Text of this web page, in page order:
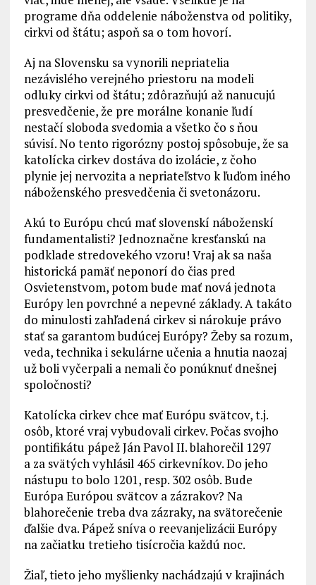
programe dňa oddelenie náboženstva od politiky,
cirkvi od štátu; aspoň sa o tom hovorí.
Aj na Slovensku sa vynorili nepriatelia
nezávislého verejného priestoru na modeli
odluky cirkvi od štátu; zdôrazňujú až nanucujú
presvedčenie, že pre morálne konanie ľudí
nestačí sloboda svedomia a všetko čo s ňou
súvisí. No tento rigorózny postoj spôsobuje, že sa
katolícka cirkev dostáva do izolácie, z čoho
plynie jej nervozita a nepriateľstvo k ľuďom iného
náboženského presvedčenia či svetonázoru.
Akú to Európu chcú mať slovenskí náboženskí
fundamentalisti? Jednoznačne kresťanskú na
podklade stredovekého vzoru! Vraj ak sa naša
historická pamäť neponorí do čias pred
Osvietenstvom, potom bude mať nová jednota
Európy len povrchné a nepevné základy. A takáto
do minulosti zahľadená cirkev si nárokuje právo
stať sa garantom budúcej Európy? Žeby sa rozum,
veda, technika i sekulárne učenia a hnutia naozaj
už boli vyčerpali a nemali čo ponúknuť dnešnej
spoločnosti?
Katolícka cirkev chce mať Európu svätcov, t.j.
osôb, ktoré vraj vybudovali cirkev. Počas svojho
pontifikátu pápež Ján Pavol II. blahorečil 1297
a za svätých vyhlásil 465 cirkevníkov. Do jeho
nástupu to bolo 1201, resp. 302 osôb. Bude
Európa Európou svätcov a zázrakov? Na
blahorečenie treba dva zázraky, na svätorečenie
ďalšie dva. Pápež sníva o reevanjelizácii Európy
na začiatku tretieho tisícročia každú noc.
Žiaľ, tieto jeho myšlienky nachádzajú v krajinách